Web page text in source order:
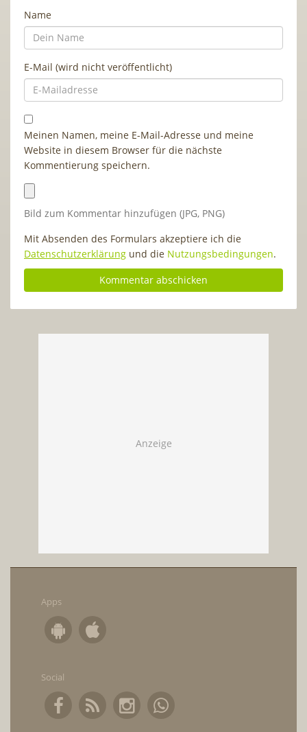
Name
E-Mail (wird nicht veröffentlicht)
Meinen Namen, meine E-Mail-Adresse und meine
Website in diesem Browser für die nächste
Kommentierung speichern.
Bild zum Kommentar hinzufügen (JPG, PNG)
Mit Absenden des Formulars akzeptiere ich die
Datenschutzerklärung und die Nutzungsbedingungen.
Apps
Social